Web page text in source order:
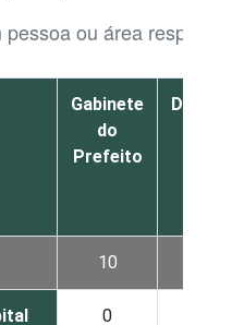
ou área
Gabinete
do
Prefeito
10
0